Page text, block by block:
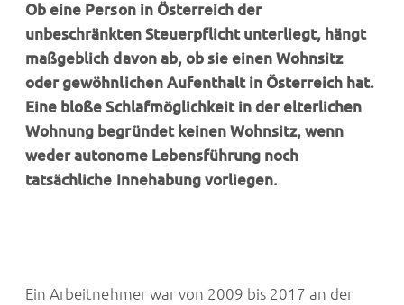
Ob eine Person in Österreich der
unbeschränkten Steuerpflicht unterliegt, hängt
maßgeblich davon ab, ob sie einen Wohnsitz
oder gewöhnlichen Aufenthalt in Österreich hat.
Eine bloße Schlafmöglichkeit in der elterlichen
Wohnung begründet keinen Wohnsitz, wenn
weder autonome Lebensführung noch
tatsächliche Innehabung vorliegen.
Ein Arbeitnehmer war von 2009 bis 2017 an der